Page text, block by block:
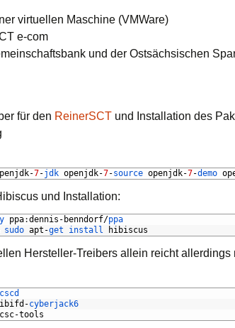
Batch
virtuellen Maschine (VMWare)
e-com
und der Ostsächsischen
für den ReinerSCT und Installation des
-7-jdk openjdk-7-source openjdk-7-demo
und Installation:
ppa:dennis - benndorf/ppa
sudo apt -get install hibiscus
Hersteller-Treibers allein reicht allerdings
-cyberjack6
-tools